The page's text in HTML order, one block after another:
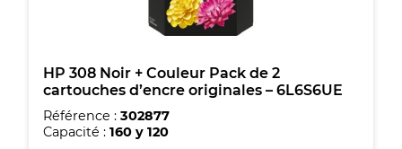
HP 308 Noir + Couleur Pack de 2
cartouches d’encre originales – 6L6S6UE
Référence : 302877
Capacité : 160 y 120